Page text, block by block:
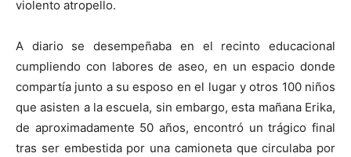
violento atropello.
A diario se desempeñaba en el recinto educacional
cumpliendo con labores de aseo, en un espacio donde
compartía junto a su esposo en el lugar y otros 100 niños
que asisten a la escuela, sin embargo, esta mañana Erika,
de aproximadamente 50 años, encontró un trágico final
tras ser embestida por una camioneta que circulaba por